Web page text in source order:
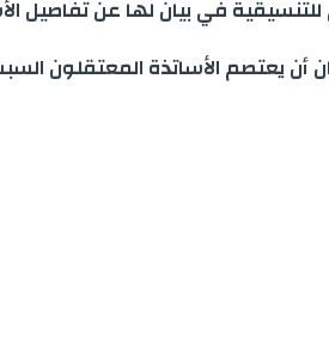
في بيان لها عن تفاصيل الأسبوع
السبت المقبل 23 مارس، أمام مقر البرلمان والمبيت، تزامناً مع ذكرى